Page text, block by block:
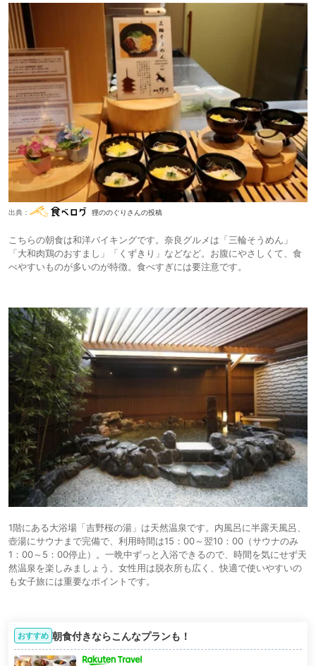
出典： 狸ののぐりさんの投稿
こちらの朝食は和洋バイキングです。奈良グルメは「三輪そうめん」
「大和肉鶏のおすまし」「くずきり」などなど。お腹にやさしくて、食
べやすいものが多いのが特徴。食べすぎには要注意です。
1階にある大浴場「吉野桜の湯」は天然温泉です。内風呂に半露天風呂、
壺湯にサウナまで完備で、利用時間は15：00～翌10：00（サウナのみ
1：00～5：00停止）。一晩中ずっと入浴できるので、時間を気にせず天
然温泉を楽しみましょう。女性用は脱衣所も広く、快適で使いやすいの
も女子旅には重要なポイントです。
おすすめ 朝食付きならこんなプランも！